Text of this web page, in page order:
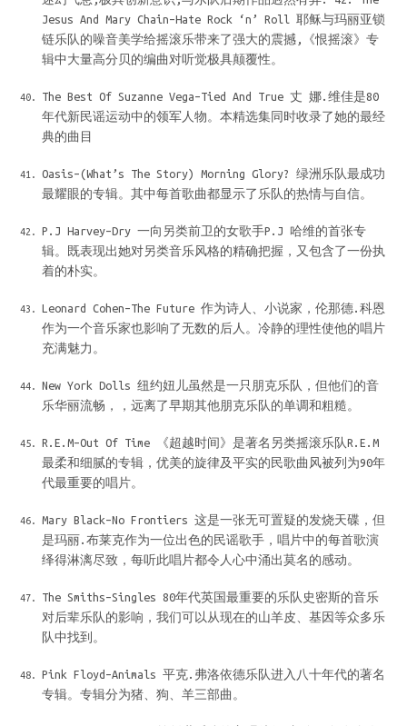
Jesus And Mary Chain–Hate Rock ‘n’ Roll 耶稣与玛丽亚锁
链乐队的噪音美学给摇滚乐带来了强大的震撼,《恨摇滚》专
辑中大量高分贝的编曲对听觉极具颠覆性。
The Best Of Suzanne Vega–Tied And True 丈 娜.维佳是80
年代新民谣运动中的领军人物。本精选集同时收录了她的最经
典的曲目
Oasis–(What’s The Story) Morning Glory? 绿洲乐队最成功
最耀眼的专辑。其中每首歌曲都显示了乐队的热情与自信。
P.J Harvey–Dry 一向另类前卫的女歌手P.J 哈维的首张专
辑。既表现出她对另类音乐风格的精确把握，又包含了一份执
着的朴实。
Leonard Cohen–The Future 作为诗人、小说家，伦那德.科恩
作为一个音乐家也影响了无数的后人。冷静的理性使他的唱片
充满魅力。
New York Dolls 纽约妞儿虽然是一只朋克乐队，但他们的音
乐华丽流畅，，远离了早期其他朋克乐队的单调和粗糙。
R.E.M–Out Of Time 《超越时间》是著名另类摇滚乐队R.E.M
最柔和细腻的专辑，优美的旋律及平实的民歌曲风被列为90年
代最重要的唱片。
Mary Black–No Frontiers 这是一张无可置疑的发烧天碟，但
是玛丽.布莱克作为一位出色的民谣歌手，唱片中的每首歌演
绎得淋漓尽致，每听此唱片都令人心中涌出莫名的感动。
The Smiths–Singles 80年代英国最重要的乐队史密斯的音乐
对后辈乐队的影响，我们可以从现在的山羊皮、基因等众多乐
队中找到。
Pink Floyd–Animals 平克.弗洛依德乐队进入八十年代的著名
专辑。专辑分为猪、狗、羊三部曲。